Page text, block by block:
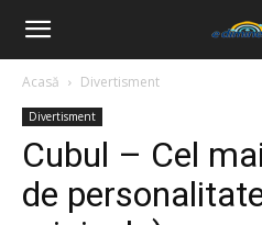
Acasă Divertisment
Divertisment
Cubul – Cel
de